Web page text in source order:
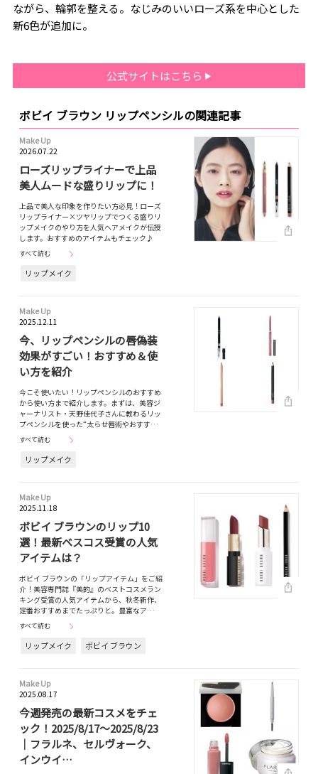
ながら、輪郭を整える。なじみのいいローズ系を中心とした
新6色が追加に。
公式サイトはこちら
ボビイ ブラウン リップペンシルの関連記事
Make Up
2026.07.22
ローズリップライナーで上品
美人ムードな盛りリップに！
上品で美人な印象を作りたい方必見！ローズ
リップライナー×ツヤリップでつくる盛りリ
ップメイクのやり方を人気ヘアメイクが伝授
します。おすすめのアイテムもチェック♪
すべて読む
リップメイク
Make Up
2025.12.11
今、リップペンシルの唇偽装
効果がすごい！おすすめ＆使
い方を紹介
今こそ使いたい！リップペンシルのおすすめ
から使い方まで紹介します。まずは、美容ジ
ャーナリスト・天野佳代子さんに教わるリッ
プペンシルを使った“太らせ唇術やおすす…
すべて読む
リップメイク
Make Up
2025.11.18
ボビイ ブラウンのリップ10
選！最新ベスコス受賞の人気
アイテムは？
ボビイ ブラウンの「リップアイテム」をご紹
介！美容専門誌『美的』のベストコスメラン
キング受賞の人気アイテムから、秋冬新作、
定番おすすめまでたっぷりと。豊富なア…
すべて読む
リップメイク ボビイ ブラウン
Make Up
2025.08.17
今週発売の最新コスメをチェ
ック！2025/8/17～2025/8/23
｜フラルネ、セルヴォーク、
インウイ…